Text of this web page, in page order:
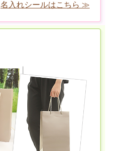
名入れシールはこちら ≫